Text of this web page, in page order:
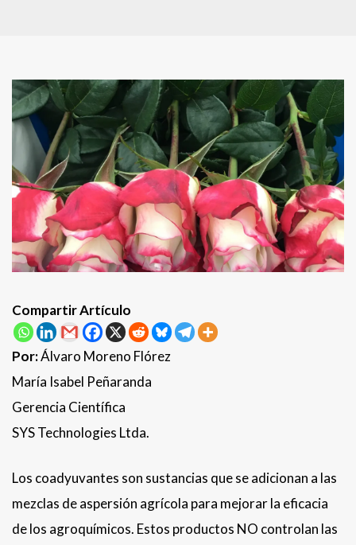
Compartir Artículo
Por:Álvaro Moreno Flórez
María Isabel Peñaranda
Gerencia Científica
SYS Technologies Ltda.
Los coadyuvantes son sustancias que se adicionan a las
mezclas de aspersión agrícola para mejorar la eficacia
de los agroquímicos. Estos productos NO controlan las